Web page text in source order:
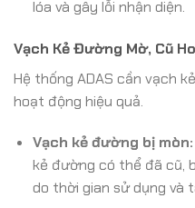
lóa và gây lỗi nhận diện.
Vạch Kẻ Đường Mờ, Cũ
Hệ thống ADAS cần vạch
hoạt động hiệu quả.
Vạch kẻ đường bị mòn:
kẻ đường có thể đã cũ,
do thời gian sử dụng và